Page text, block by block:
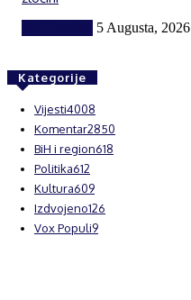
5 Augusta, 2026
Kategorije
Vijesti4008
Komentar2850
BiH i region618
Politika612
Kultura609
Izdvojeno126
Vox Populi9